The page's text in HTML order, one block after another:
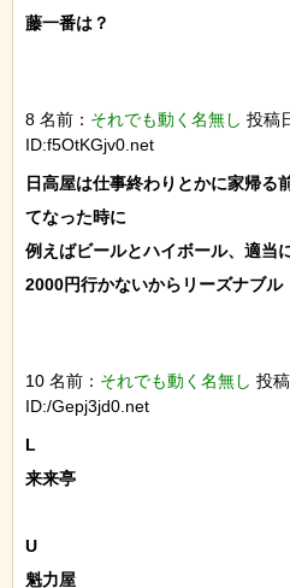
藤一番は？
8 名前： それでも動く名無し 投稿
ID:f5OtKGjv0.net
日高屋は仕事終わりとかに家帰る
てなった時に
例えばビールとハイボール、適当
2000円行かないからリーズナブル
10 名前： それでも動く名無し 投
ID:/Gepj3jd0.net
L
来来亭
U
魁力屋